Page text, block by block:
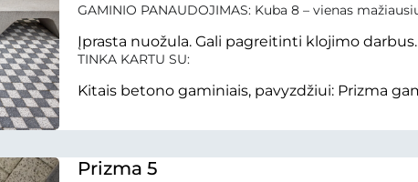
GAMINIO PANAUDOJIMAS: Kuba 8 – vienas
Įprasta nuožula. Gali pagreitinti klojimo
TINKA KARTU SU:
Kitais betono gaminiais, pavyzdžiui: Prizma
Prizma 5